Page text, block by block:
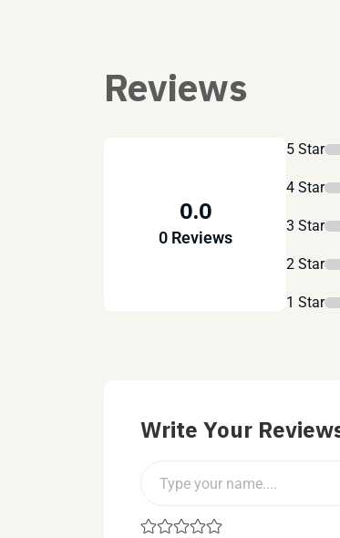
Reviews
0.0
0 Reviews
5 Star
4 Star
3 Star
2 Star
1 Star
Write Your